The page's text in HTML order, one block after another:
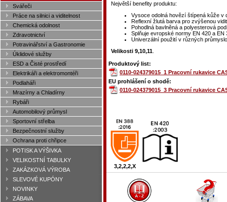
Svářeči
Práce na silnici a viditelnost
Chemická odolnost
Zdravotnictví
Potravinářství a Gastronomie
Úklidové služby
ESD a Čisté prostředí
Elektrikáři a elektromontéři
Podlaháři
Mrazírny a Chladírny
Rybáři
Automobilový průmysl
Sportovní střelba
Bezpečnostní služby
Ochrana proti chřipce
POTISK A VÝŠIVKA
VELIKOSTNÍ TABULKY
ZAKÁZKOVÁ VÝROBA
SLEVOVÉ KUPÓNY
NOVINKY
ZÁBAVA
Největší benefity produktu:
Vysoce odolná hovězí štípená kůže v
Reflexní žlutá barva pro zvýšenou
Pohodlná bavlněná a polyesterová
Splňuje evropské normy EN 420 a
Univerzální použití v různých
Velikosti 9,10,11
Produktový list:
0110-024379015_1 Pracovní rukavice
EU prohlášení o shodě:
0110-024379015_3 Pracovní rukavice
3,2,2,2,X